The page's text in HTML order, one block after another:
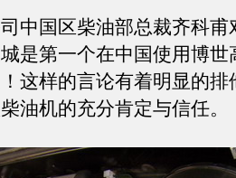
国区柴油部总裁齐科甫
是第一个在中国使用博世
这样的言论有着明显的排
油机的充分肯定与信任。